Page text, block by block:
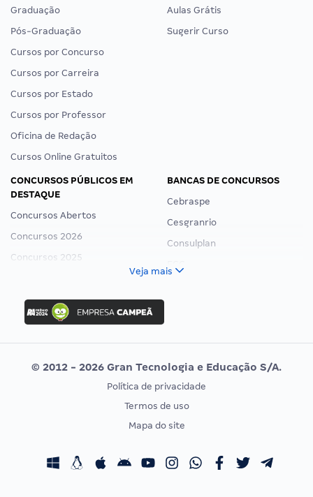
Graduação
Pós-Graduação
Cursos por Concurso
Cursos por Carreira
Cursos por Estado
Cursos por Professor
Oficina de Redação
Cursos Online Gratuitos
Aulas Grátis
Sugerir Curso
CONCURSOS PÚBLICOS EM
DESTAQUE
Concursos Abertos
Concursos 2026
Concursos 2025
Concurso Nacional Unificado
Concurso Ibama
Concurso MPU
Editais publicados
BANCAS DE CONCURSOS
Cebraspe
Cesgranrio
Consulplan
Vunesp
CONCURSOS POR PROFISSÃO
Concursos Fiscais
EXAME DE ORDEM
Calendário OAB
Veja mais
© 2012 - 2026 Gran Tecnologia e Educação S/A.
Política de privacidade
Termos de uso
Mapa do site